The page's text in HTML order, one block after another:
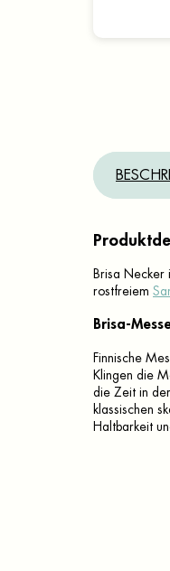
Brisa Necker
rostfreiem
Brisa-
Finnische
Klingen die
die Zeit in
klassischen
Haltbarkeit